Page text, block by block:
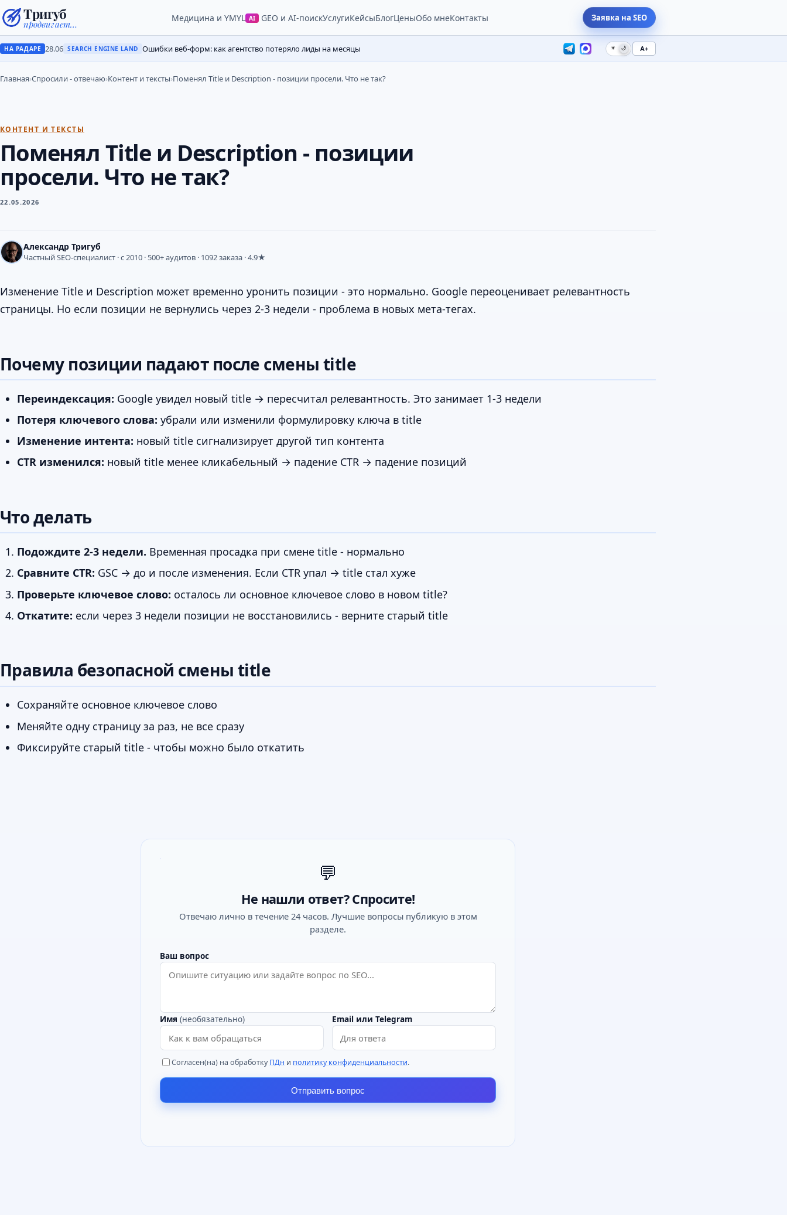
Тригуб
продвигает…
Медицина и YMYL AI GEO и AI-поискУслугиКейсыБлогЦеныОбо мнеКонтакты Заявка на SEO
НА РАДАРЕ 28.06 SEARCH ENGINE LAND Ошибки веб-форм: как агентство потеряло лиды на месяцы ☀ 🌙 A+
Главная›Спросили - отвечаю›Контент и тексты›Поменял Title и Description - позиции просели. Что не так?
КОНТЕНТ И ТЕКСТЫ
Поменял Title и Description - позиции
просели. Что не так?
22.05.2026
Александр Тригуб
Частный SEO-специалист · с 2010 · 500+ аудитов · 1092 заказа · 4.9★
Изменение Title и Description может временно уронить позиции - это нормально. Google переоценивает релевантность
страницы. Но если позиции не вернулись через 2-3 недели - проблема в новых мета-тегах.
Почему позиции падают после смены title
Переиндексация: Google увидел новый title → пересчитал релевантность. Это занимает 1-3 недели
Потеря ключевого слова: убрали или изменили формулировку ключа в title
Изменение интента: новый title сигнализирует другой тип контента
CTR изменился: новый title менее кликабельный → падение CTR → падение позиций
Что делать
Подождите 2-3 недели. Временная просадка при смене title - нормально
Сравните CTR: GSC → до и после изменения. Если CTR упал → title стал хуже
Проверьте ключевое слово: осталось ли основное ключевое слово в новом title?
Откатите: если через 3 недели позиции не восстановились - верните старый title
Правила безопасной смены title
Сохраняйте основное ключевое слово
Меняйте одну страницу за раз, не все сразу
Фиксируйте старый title - чтобы можно было откатить
💬
Не нашли ответ? Спросите!
Отвечаю лично в течение 24 часов. Лучшие вопросы публикую в этом
разделе.
Ваш вопрос
Имя (необязательно) Email или Telegram
Согласен(на) на обработкуПДн и политику конфиденциальности.
Отправить вопрос